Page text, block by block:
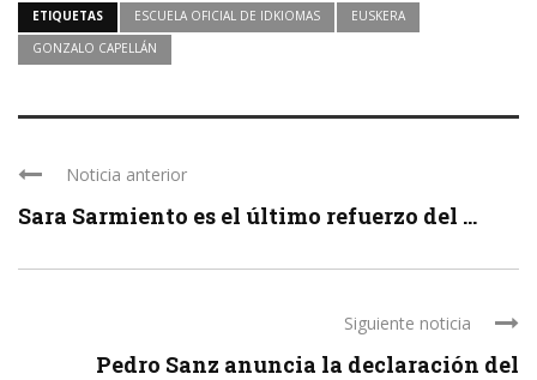
ETIQUETAS ESCUELA OFICIAL DE IDKIOMAS
EUSKERA
GONZALO CAPELLÁN
Noticia anterior
Sara Sarmiento es el último refuerzo del ...
Siguiente noticia
Pedro Sanz anuncia la declaración del